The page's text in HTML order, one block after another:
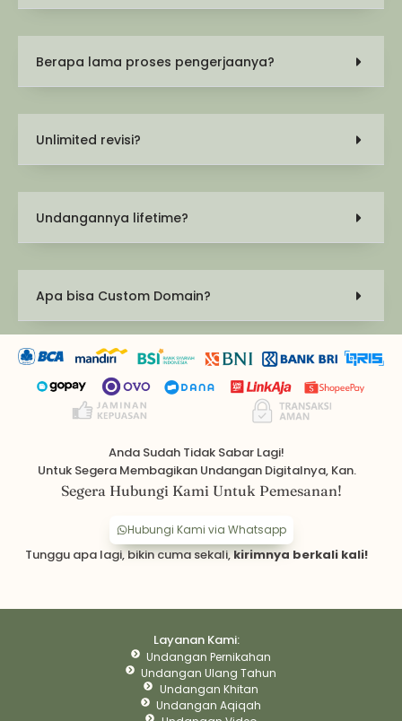
Berapa lama proses pengerjaanya?
Unlimited revisi?
Undangannya lifetime?
Apa bisa Custom Domain?
Anda Sudah Tidak Sabar Lagi!
Untuk Segera Membagikan Undangan Digitalnya, Kan.
Segera Hubungi Kami Untuk Pemesanan!
Hubungi Kami via Whatsapp
Tunggu apa lagi, bikin cuma sekali,kirimnya berkali kali!
Layanan Kami:
Undangan Pernikahan
Undangan Ulang Tahun
Undangan Khitan
Undangan Aqiqah